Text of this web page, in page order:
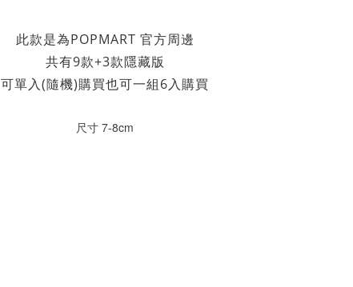
此款是為POPMART 官方周邊
共有9款+3款隱藏版
可單入(隨機)購買也可一組6入購買
尺寸 7-8cm